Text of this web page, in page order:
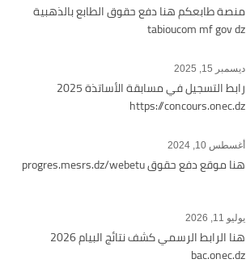
منصة طابعكم هنا دفع حقوق الطابع بالذهبية
tabioucom mf gov dz
ديسمبر 15, 2025
رابط التسجيل في مسابقة الأساتذة 2025
https://concours.onec.dz
أغسطس 10, 2024
هنا موقع دفع حقوق progres.mesrs.dz/webetu
يوليو 11, 2026
هنا الرابط الرسمي كشف نتائج البيام 2026
bac.onec.dz